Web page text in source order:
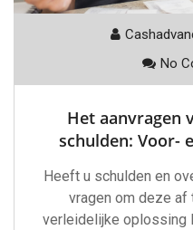
No
Het aanvragen
schulden: Voor-
Heeft u schulden en
vragen om deze af
verleidelijke oplossing